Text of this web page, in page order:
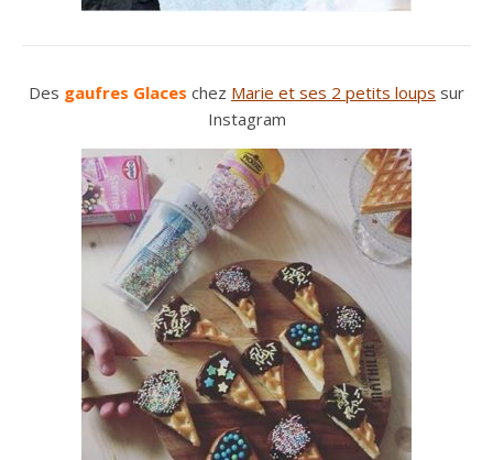
Des gaufres Glaces chez Marie et ses 2 petits loups sur
Instagram